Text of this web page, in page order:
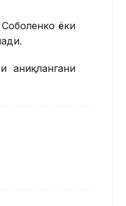
ёки
аниқлангани